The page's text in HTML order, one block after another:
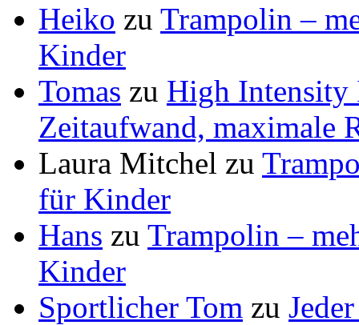
Heiko zu Trampolin –
Kinder
Tomas zu High
Zeitaufwand, maximale
Laura Mitchel zu
für Kinder
Hans zu Trampolin –
Kinder
Sportlicher Tom zu